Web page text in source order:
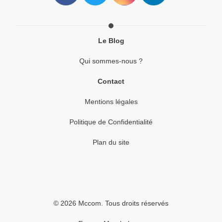
Le Blog
Qui sommes-nous ?
Contact
Mentions légales
Politique de Confidentialité
Plan du site
© 2026 Mccom. Tous droits réservés